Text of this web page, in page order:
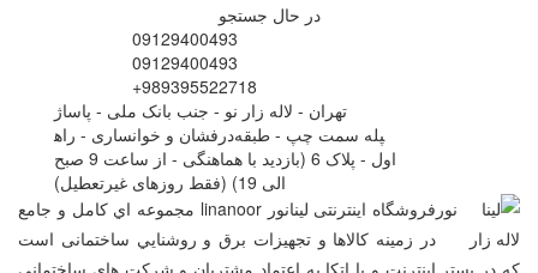
در حال جستجو
09129400493
09129400493
+989395522718
تهران - لاله زار نو - جنب بانک ملی - پاساژ
درفشان و خوانساری - راه‎پله سمت چپ - طبقه
اول - پلاک 6 (بازدید با هماهنگی - از ساعت 9 صبح
الی 19) (فقط روزهای غیرتعطیل)
فروشگاه اینترنتی لینانور linanoor مجموعه اي کامل و جامع
در زمينه کالاها و تجهيزات برق و روشنايي ساختمانی است
که در بستر اينترنت و با اتکا به اعتماد مشتریان و شرکت های ساختمانی